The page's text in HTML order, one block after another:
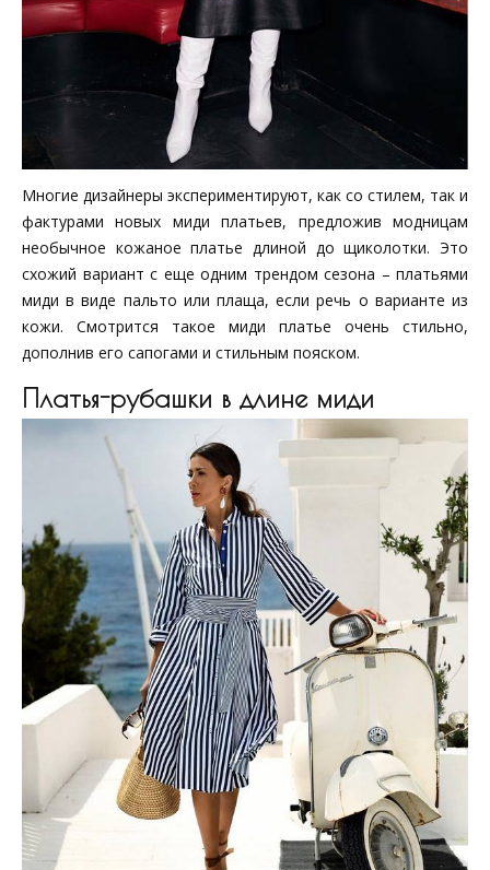
Многие дизайнеры экспериментируют, как со стилем, так и
фактурами новых миди платьев, предложив модницам
необычное кожаное платье длиной до щиколотки. Это
схожий вариант с еще одним трендом сезона – платьями
миди в виде пальто или плаща, если речь о варианте из
кожи. Смотрится такое миди платье очень стильно,
дополнив его сапогами и стильным пояском.
Платья-рубашки в длине миди